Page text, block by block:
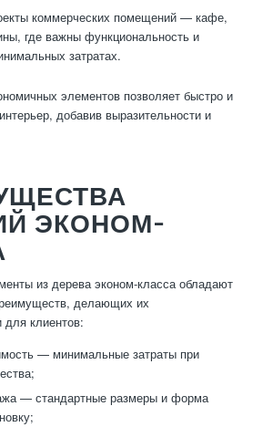
коммерческих помещений — кафе,
где важны функциональность и
затратах.
элементов позволяет быстро и
добавив выразительности и
ЭКОНОМ-
из дерева эконом-класса обладают
делающих их
для клиентов:
— минимальные затраты при
— стандартные размеры и форма